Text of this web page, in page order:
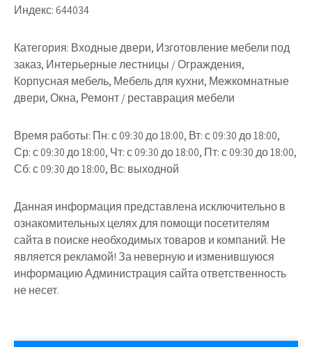
Индекс:644034
Категория: Входные двери, Изготовление мебели под
заказ, Интерьерные лестницы / Ограждения,
Корпусная мебель, Мебель для кухни, Межкомнатные
двери, Окна, Ремонт / реставрация мебели
Время работы: Пн: с 09:30 до 18:00, Вт: с 09:30 до 18:00,
Ср: с 09:30 до 18:00, Чт: с 09:30 до 18:00, Пт: с 09:30 до 18:00,
Сб: с 09:30 до 18:00, Вс: выходной
Данная информация представлена исключительно в
ознакомительных целях для помощи посетителям
сайта в поиске необходимых товаров и компаний. Не
является рекламой! За неверную и изменившуюся
информацию Администрация сайта ответственность
не несет.